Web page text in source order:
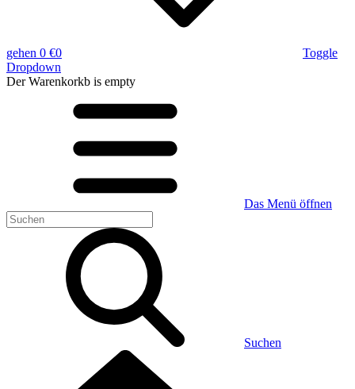
gehen 0 €0
Toggle
Dropdown
Der Warenkorkb is empty
Das Menü öffnen
Suchen